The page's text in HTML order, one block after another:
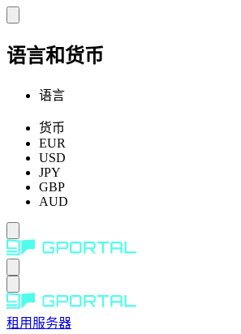
语言和货币
语言
货币
EUR
USD
JPY
GBP
AUD
租用服务器